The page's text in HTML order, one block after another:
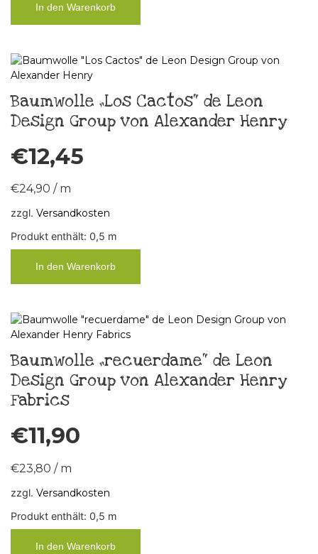
In den Warenkorb
Baumwolle „Los Cactos“ de Leon
Design Group von Alexander Henry
€12,45
€24,90 / m
zzgl. Versandkosten
Produkt enthält: 0,5 m
In den Warenkorb
Baumwolle „recuerdame“ de Leon
Design Group von Alexander Henry
Fabrics
€11,90
€23,80 / m
zzgl. Versandkosten
Produkt enthält: 0,5 m
In den Warenkorb